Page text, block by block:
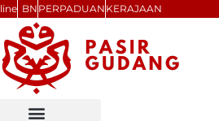
BN PERPADUAN KERAJAAN